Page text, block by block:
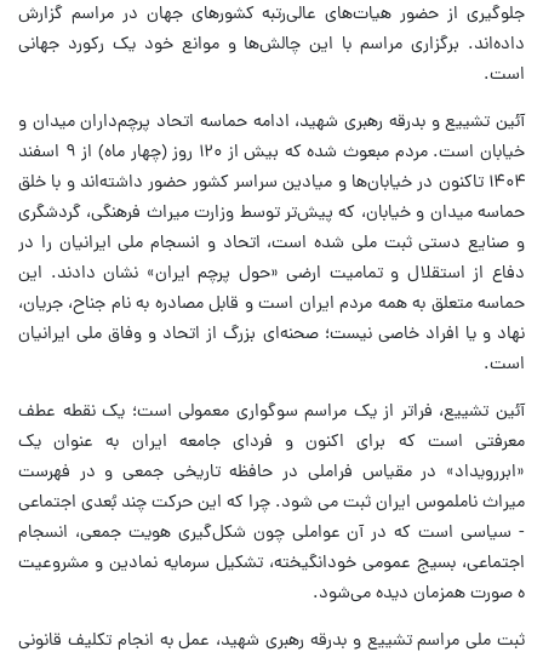
جلوگیری از حضور هیات‌های عالی‌رتبه کشورهای جهان در مراسم گزارش
داده‌اند. برگزاری مراسم با این چالش‌ها و موانع خود یک رکورد جهانی
است.
آئین تشییع و بدرقه رهبری شهید، ادامه حماسه اتحاد پرچم‌داران میدان و
خیابان است. مردم مبعوث شده که بیش از ۱۲۰ روز (چهار ماه) از ۹ اسفند
۱۴۰۴ تاکنون در خیابان‌ها و میادین سراسر کشور حضور داشته‌اند و با خلق
حماسه میدان و خیابان، که پیش‌تر توسط وزارت میراث فرهنگی، گردشگری
و صنایع دستی ثبت ملی شده است، اتحاد و انسجام ملی ایرانیان را در
دفاع از استقلال و تمامیت ارضی «حول پرچم ایران» نشان دادند. این
حماسه متعلق به همه مردم ایران است و قابل مصادره به نام جناح، جریان،
نهاد و یا افراد خاصی نیست؛ صحنه‌ای بزرگ از اتحاد و وفاق ملی ایرانیان
است.
آئین تشییع، فراتر از یک مراسم سوگواری معمولی است؛ یک نقطه عطف
معرفتی است که برای اکنون و فردای جامعه ایران به عنوان یک
«ابررویداد» در مقیاس فراملی در حافظه تاریخی جمعی و در فهرست
میراث ناملموس ایران ثبت می شود. چرا که این حرکت چند بُعدی اجتماعی
- سیاسی است که در آن عواملی چون شکل‌گیری هویت جمعی، انسجام
اجتماعی، بسیج عمومی خودانگیخته، تشکیل سرمایه نمادین و مشروعیت
ه صورت همزمان دیده می‌شود.
ثبت ملی مراسم تشییع و بدرقه رهبری شهید، عمل به انجام تکلیف قانونی